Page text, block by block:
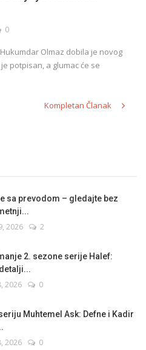
0
Olmaz dobila je novog
potpisan, a glumac će se
Kompletan Članak
sa prevodom – gledajte bez
2026 2
2. sezone serije Halef:
2026 0
Muhtemel Ask: Defne i Kadir
2026 0